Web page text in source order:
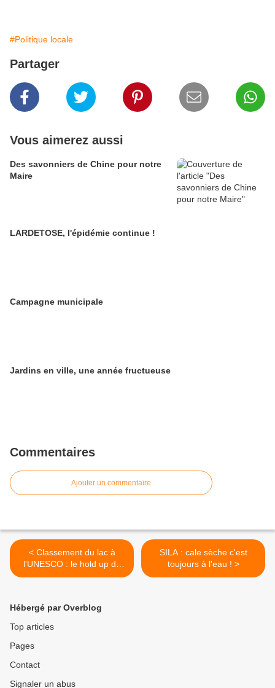
#Politique locale
Partager
Vous aimerez aussi
Des savonniers de Chine pour notre
Maire
LARDETOSE, l'épidémie continue !
Campagne municipale
Jardins en ville, une année fructueuse
Commentaires
Ajouter un commentaire
< Classement du lac à
l'UNESCO : le hold up de
l'UMP !
SILA : cale sèche c'est
toujours à l'eau ! >
Hébergé par Overblog
Top articles
Pages
Contact
Signaler un abus